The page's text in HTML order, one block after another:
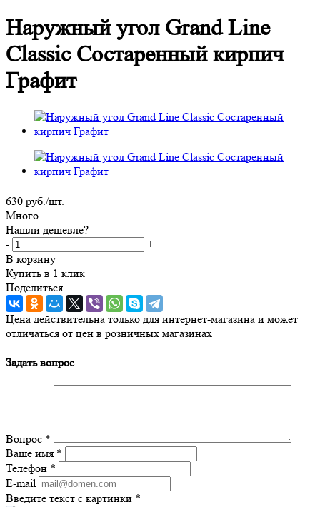
Наружный угол Grand Line
Classic Состаренный кирпич
Графит
630 руб./шт.
Много
Нашли дешевле?
-
+
В корзину
Купить в 1 клик
Поделиться
Цена действительна только для интернет-магазина и может
отличаться от цен в розничных магазинах
Задать вопрос
Вопрос *
Ваше имя *
Телефон *
E-mail
Введите текст с картинки *